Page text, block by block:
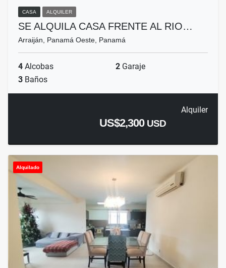
CASA ALQUILER
SE ALQUILA CASA FRENTE AL RIO…
Arraiján, Panamá Oeste, Panamá
4 Alcobas 2 Garaje
3 Baños
Alquiler
US$2,300 USD
Alquilado